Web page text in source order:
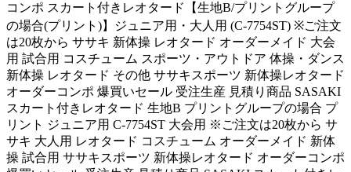
コンポ スカート付きレオタード【生地B/プリントグループ
の場合(プリント)】ジュニア用・大人用 (C-7754ST) ※ご注文
は20枚から ササキ 新体操 レオタード オーダーメイド 大会
用 試合用 コスチューム スポーツ・アウトドア 体操・ダンス
新体操 レオタード その他 ササキスポーツ 新体操レオタード
オーダーコンポ 爆買いセール 受注生産 見積り商品 SASAKI
スカート付きレオタード 生地B プリントグループの場合 プ
リント ジュニア用 C-7754ST 大会用 ※ご注文は20枚から サ
サキ 大人用 レオタード コスチューム オーダーメイド 新体
操 試合用 ササキスポーツ 新体操レオタード オーダーコンポ